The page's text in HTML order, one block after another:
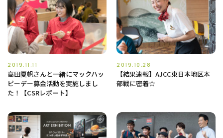
2019.11.11
高田夏帆さんと一緒にマックハッ
ピーデー募金活動を実施しまし
た！【CSRレポート】
2019.10.28
【結果速報】AJCC東日本地区本
部戦に密着☆